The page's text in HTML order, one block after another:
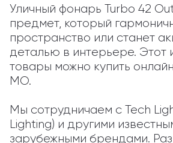
Уличный фонарь Turbo 42
предмет, который
пространство или станет
деталью в интерьере. Этот
товары можно купить
МО.
Мы сотрудничаем с Tech
Lighting) и другими
зарубежными брендами.